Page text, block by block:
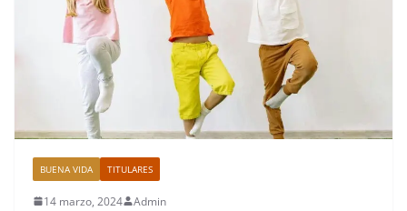
BUENA VIDA TITULARES
14 marzo, 2024 Admin